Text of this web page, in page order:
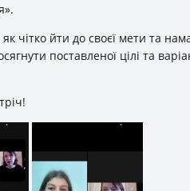
як чітко йти до своєї мети та
поставленої цілі та